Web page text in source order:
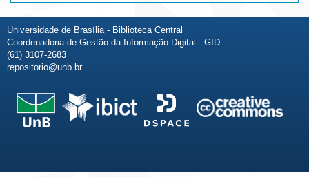
Universidade de Brasília - Biblioteca Central
Coordenadoria de Gestão da Informação Digital - GID
(61) 3107-2683
repositorio@unb.br